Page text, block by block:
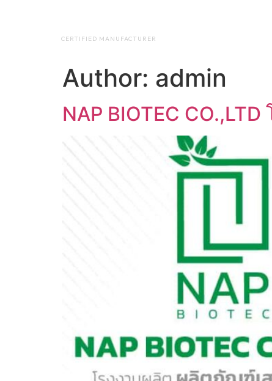
CERTIFIED MANUFACTURER
Author: admin
NAP BIOTEC